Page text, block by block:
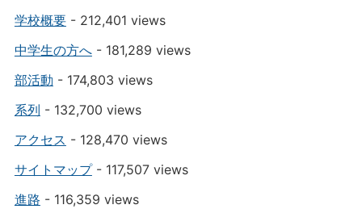
学校概要- 212,401 views
中学生の方へ- 181,289 views
部活動 - 174,803 views
系列 - 132,700 views
アクセス - 128,470 views
サイトマップ- 117,507 views
進路 - 116,359 views